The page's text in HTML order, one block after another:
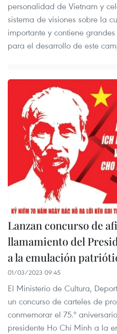
personalidad de Vietnam y
sistema de visiones sobre la
importante y contiene
para el desarrollo de este
Lanzan concurso de
llamamiento del
a la emulación
01/03/2023 09:45
El Ministerio de Cultura,
un concurso de carteles de
conmemorar el 75.º
presidente Ho Chi Minh a la